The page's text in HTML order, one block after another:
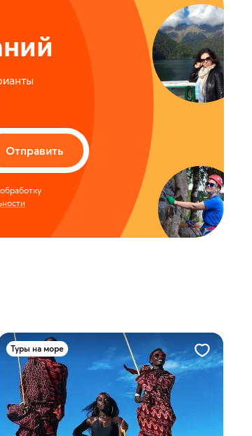
Отправить
Туры на море